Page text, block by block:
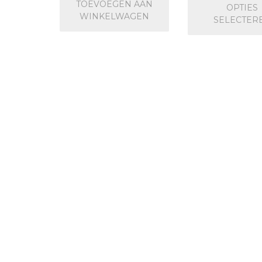
TOEVOEGEN AAN
WINKELWAGEN
OPTIES